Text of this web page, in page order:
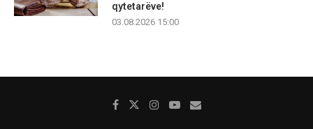
qytetarëve!
03.08.2026 15:00